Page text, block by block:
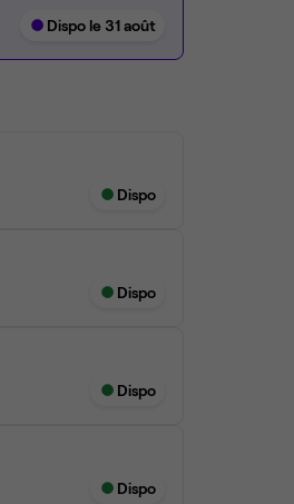
Dispo le 31 août
Dispo
Dispo
Dispo
Dispo